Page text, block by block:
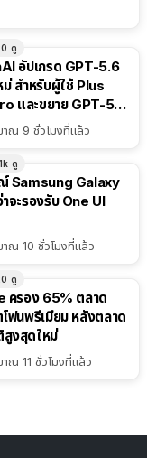
ดู
อัปเกรด GPT-5.6
ม่ สำหรับผู้ใช้ Plus
และขยาย GPT-5.6
ให้ผู้ใช้ฟรี
าณ 9 ชั่วโมงที่แล้ว
ดู
Samsung Galaxy
จะรองรับ One UI
าณ 10 ชั่วโมงที่แล้ว
ดู
ครอง 65% ตลาด
โฟนพรีเมียม หลังตลาด
สูงสุดใหม่
าณ 11 ชั่วโมงที่แล้ว